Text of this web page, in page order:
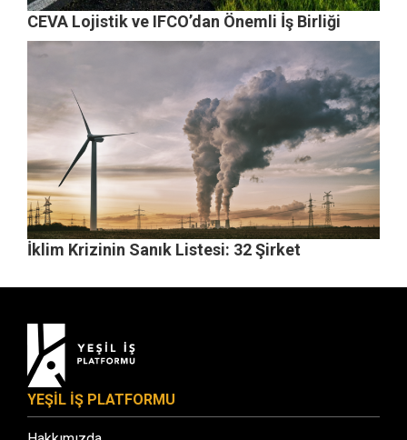
CEVA Lojistik ve IFCO’dan Önemli İş Birliği
İklim Krizinin Sanık Listesi: 32 Şirket
YEŞİL İŞ PLATFORMU